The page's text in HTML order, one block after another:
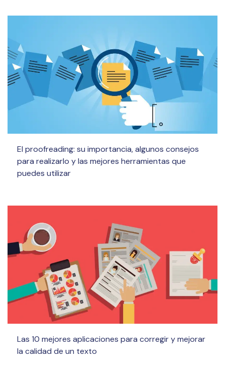
El proofreading: su importancia, algunos consejos
para realizarlo y las mejores herramientas que
puedes utilizar
Las 10 mejores aplicaciones para corregir y mejorar
la calidad de un texto